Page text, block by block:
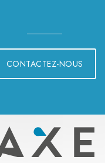
CONTACTEZ-NOUS